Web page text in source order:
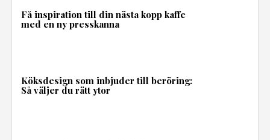
Få inspiration till din nästa kopp kaffe
med en ny presskanna
Köksdesign som inbjuder till beröring:
Så väljer du rätt ytor